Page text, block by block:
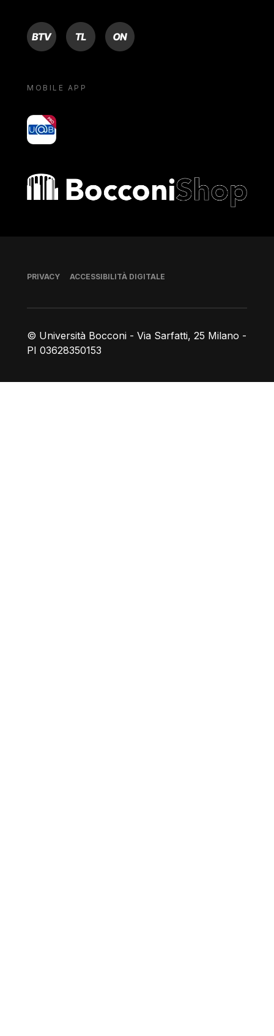
BTV TL ON
MOBILE APP
yoU@B
Bocconi shop
© Università Bocconi - Via Sarfatti, 25 Milano -
PI 03628350153
Piè di pagina
PRIVACY ACCESSIBILITÀ DIGITALE